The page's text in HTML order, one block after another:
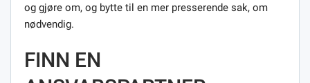
og gjøre om, og bytte til en mer presserende sak, om
nødvendig.
FINN EN